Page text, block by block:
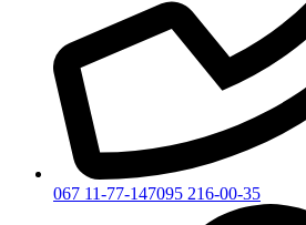
067 11-77-147095 216-00-35